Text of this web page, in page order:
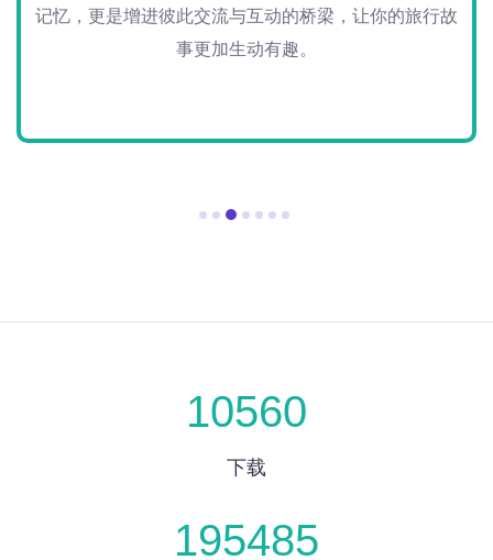
记忆，更是增进彼此交流与互动的桥梁，让你的旅行故
事更加生动有趣。
10560
下载
195485